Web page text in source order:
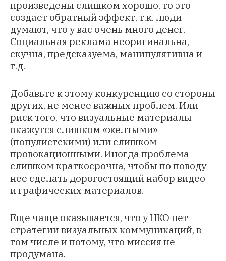
произведены слишком хорошо, то это
создает обратный эффект, т.к. люди
думают, что у вас очень много денег.
Социальная реклама неоригинальна,
скучна, предсказуема, манипулятивна и
т.д.
Добавьте к этому конкуренцию со стороны
других, не менее важных проблем. Или
риск того, что визуальные материалы
окажутся слишком «желтыми»
(популистскими) или слишком
провокационными. Иногда проблема
слишком краткосрочна, чтобы по поводу
нее сделать дорогостоящий набор видео-
и графических материалов.
Еще чаще оказывается, что у НКО нет
стратегии визуальных коммуникаций, в
том числе и потому, что миссия не
продумана.